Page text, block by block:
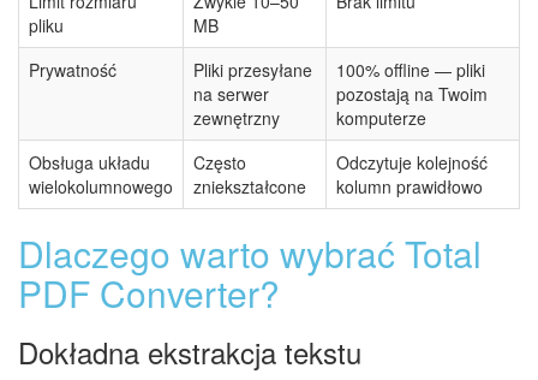
pliku
MB
Prywatność
Pliki przesyłane
na serwer
zewnętrzny
100% offline — pliki
pozostają na Twoim
komputerze
Obsługa układu
wielokolumnowego
Często
zniekształcone
Odczytuje kolejność
kolumn prawidłowo
Dlaczego warto wybrać Total
PDF Converter?
Dokładna ekstrakcja tekstu